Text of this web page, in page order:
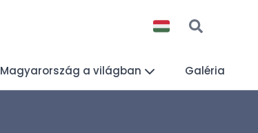
Magyarország a világban Galéria